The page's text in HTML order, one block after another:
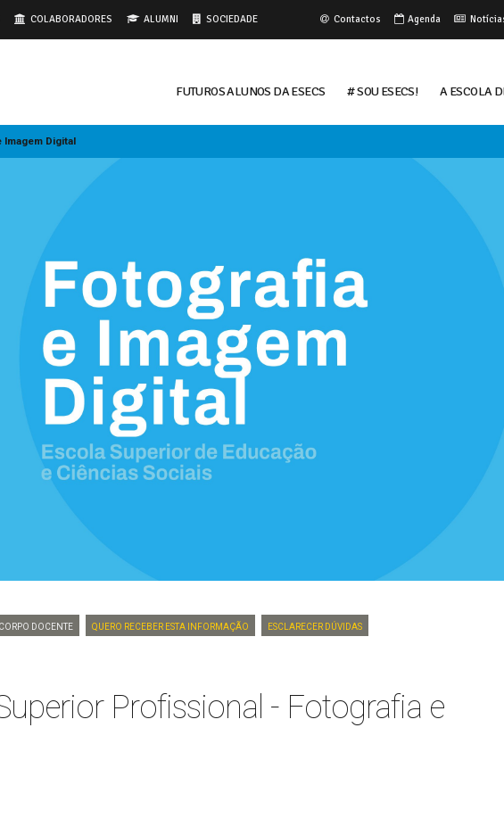
COLABORADORES ALUMNI SOCIEDADE Contactos Agenda
FUTUROS ALUNOS DA ESECS # Sou ESECS! A ESCOLA
Imagem Digital
Corpo Docente Quero Receber Esta Informação Esclarecer dúvidas
Profissional - Fotografia e